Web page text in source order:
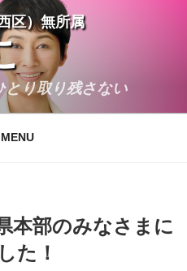
区）無所属
とり取り残さない
MENU
本部のみなさまに
た！